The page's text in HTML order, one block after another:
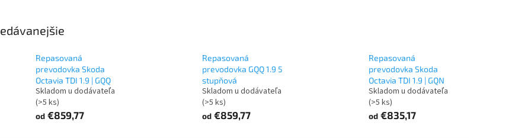
Repasovaná
prevodovka Skoda
Octavia TDI 1.9 | GQQ
Skladom u dodávateľa
(>5 ks)
od €859,77
Repasovaná
prevodovka GQQ 1.9 5
stupňová
Skladom u dodávateľa
(>5 ks)
od€859,77
Repasovaná
prevodovka Skoda
Octavia TDI 1.9 | GQN
Skladom u dodávateľa
(>5 ks)
od€835,17